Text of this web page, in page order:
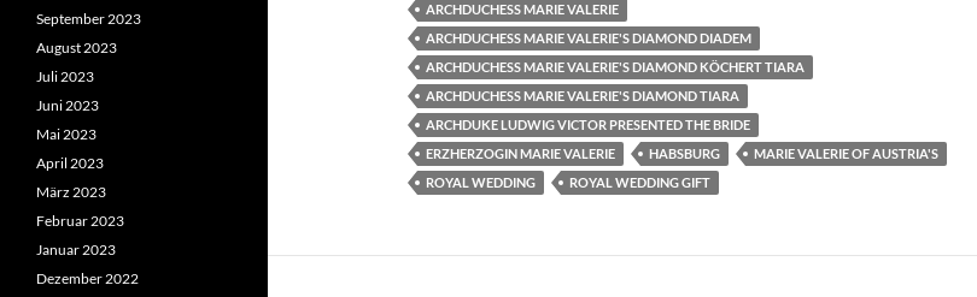
ARCHDUCHESS MARIE VALERIE
ARCHDUCHESS MARIE VALERIE'S DIAMOND DIADEM
ARCHDUCHESS MARIE VALERIE'S DIAMOND KÖCHERT TIARA
ARCHDUCHESS MARIE VALERIE'S DIAMOND TIARA
ARCHDUKE LUDWIG VICTOR PRESENTED THE BRIDE
ERZHERZOGIN MARIE VALERIE
HABSBURG
MARIE VALERIE OF AUSTRIA'S
ROYAL WEDDING
ROYAL WEDDING GIFT
September 2023
August 2023
Juli 2023
Juni 2023
Mai 2023
April 2023
März 2023
Februar 2023
Januar 2023
Dezember 2022